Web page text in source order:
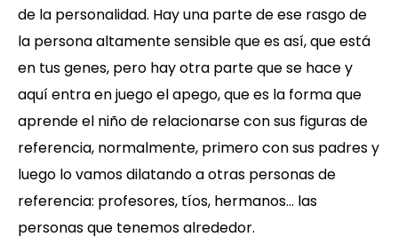
de la personalidad. Hay una parte de ese rasgo de
la persona altamente sensible que es así, que está
en tus genes, pero hay otra parte que se hace y
aquí entra en juego el apego, que es la forma que
aprende el niño de relacionarse con sus figuras de
referencia, normalmente, primero con sus padres y
luego lo vamos dilatando a otras personas de
referencia: profesores, tíos, hermanos… las
personas que tenemos alrededor.